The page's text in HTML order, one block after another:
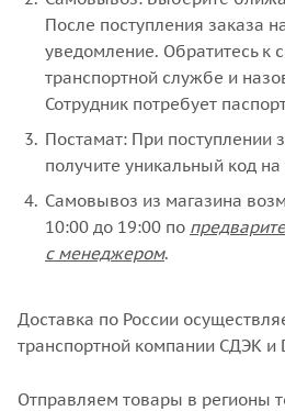
После поступления заказа
уведомление. Обратитесь к
транспортной службе и
Сотрудник потребует
Постамат: При поступлении
получите уникальный код
Самовывоз из магазина
10:00 до 19:00 по
с менеджером.
Доставка по России
транспортной компании СДЭК и
Отправляем товары в регионы